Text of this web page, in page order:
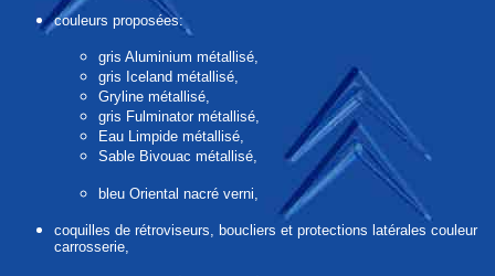
couleurs proposées:
gris Aluminium métallisé,
gris Iceland métallisé,
Gryline métallisé,
gris Fulminator métallisé,
Eau Limpide métallisé,
Sable Bivouac métallisé,
bleu Oriental nacré verni,
coquilles de rétroviseurs, boucliers et protections latérales couleur
carrosserie,